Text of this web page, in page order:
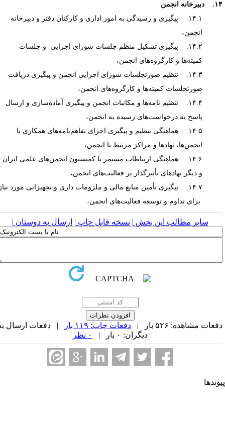
انجمن
۱۴.۱. پیگیری و رسیدگی به امور اداری و کارکنان دفتر و دبیرخانه
انجمن،
۱۴.۲. پیگیری تشکیل منظم جلسات شورای اجرایی و جلسات
کمیته‌ها و کارگروه‌های انجمن،
۱۴.۳. تنظیم صورتجلسات شورای اجرایی انجمن و پیگیری دریافت
صورتجلسات کمیته‌ها و کارگروه‌های انجمن،
۱۴.۴. تنظیم نامه‌ها و مکاتبات انجمن و پیگیری آماده‌سازی و ارسال
پاسخ به درخواست‌های رسیده به انجمن،
۱۴.۵. هماهنگی تنظیم و پیگیری اجرای تفاهم‌نامه‌های همکاری با
انجمن‌ها، نهادها و مراکز مرتبط با انجمن،
۱۴.۶. هماهنگی ارتباطات مستمر با کمیسیون انجمن‌های علمی ایران
و دیگر نهادهای تأثیرگذار بر فعالیت‌های انجمن،
۱۴.۷. پیگیری تأمین منابع مالی و ملزومات داری و تجهیزاتی مورد نیاز
برای تداوم و توسعه فعالیت‌های انجمن،
سایر مطالب این بخش | نسخه قابل چاپ| ارسال به دوستان|
مشاهده: ۵۲۶ بار | دفعات چاپ: ۱۱۹ بار
| دفعات ارسال به
دیگران: ۰ بار |